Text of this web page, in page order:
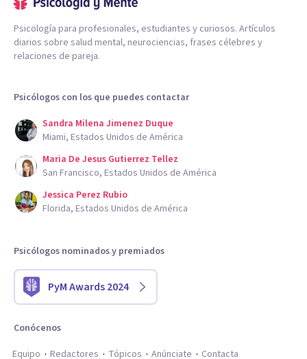
Psicología para profesionales, estudiantes y curiosos. Artículos
diarios sobre salud mental, neurociencias, frases célebres y
relaciones de pareja.
Psicólogos con los que puedes contactar
Sandra Milena Jimenez Duque
Miami, Estados Unidos de América
Maria De Jesus Gutierrez Tellez
San Francisco, Estados Unidos de América
Jessica Perez Rubio
Florida, Estados Unidos de América
Psicólogos nominados y premiados
PyM Awards 2024
Conócenos
Equipo
Redactores Tópicos Anúnciate Contacta